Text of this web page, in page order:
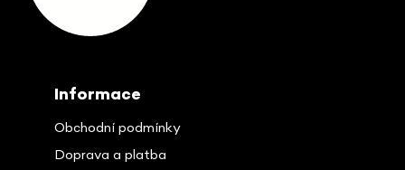
Informace
Obchodní podmínky
Doprava a platba